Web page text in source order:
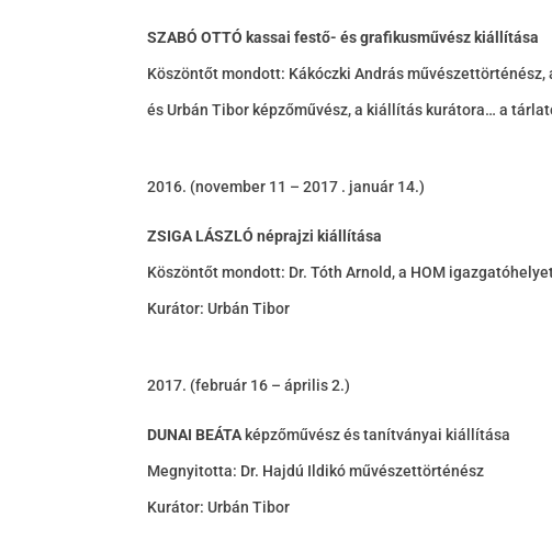
SZABÓ OTTÓ kassai festő- és grafikusművész kiállítása
Köszöntőt mondott: Kákóczki András
és Urbán Tibor képzőművész, a kiállítás kurátora… a
(november 11 – 2017 . január 14.)
ZSIGA LÁSZLÓ néprajzi kiállítása
Köszöntőt mondott: Dr. Tóth Arnold, a HOM
Kurátor: Urbán Tibor
(február 16 – április 2.)
DUNAI BEÁTA képzőművész és tanítványai kiállítása
Megnyitotta: Dr. Hajdú Ildikó művészettörténész
Kurátor: Urbán Tibor